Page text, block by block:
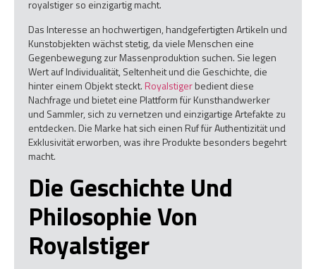
royalstiger so einzigartig macht.
Das Interesse an hochwertigen, handgefertigten Artikeln und
Kunstobjekten wächst stetig, da viele Menschen eine
Gegenbewegung zur Massenproduktion suchen. Sie legen
Wert auf Individualität, Seltenheit und die Geschichte, die
hinter einem Objekt steckt. Royalstigerbedient diese
Nachfrage und bietet eine Plattform für Kunsthandwerker
und Sammler, sich zu vernetzen und einzigartige Artefakte zu
entdecken. Die Marke hat sich einen Ruf für Authentizität und
Exklusivität erworben, was ihre Produkte besonders begehrt
macht.
Die Geschichte Und
Philosophie Von
Royalstiger